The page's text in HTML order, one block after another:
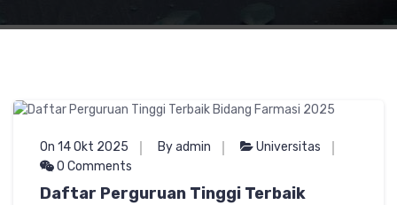
On 14 Okt 2025 By admin
Universitas
0 Comments
Daftar Perguruan Tinggi Terbaik